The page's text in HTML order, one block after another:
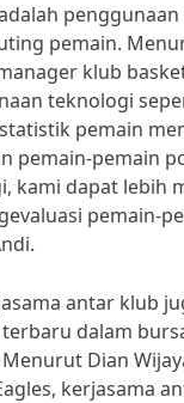
pemain.
klub
teknologi
pemain
pemain-pemain
kami dapat lebih
pemain-
antar klub
dalam
Dian
kerjasama